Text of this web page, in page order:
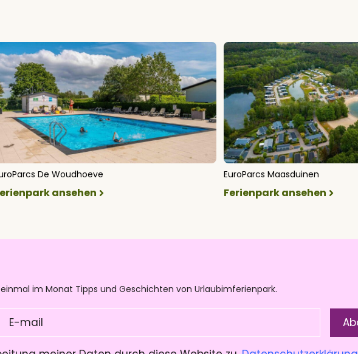
De Woudhoeve
ansehen
EuroParcs Maasduinen
Ferienpark ansehen
im Monat Tipps und Geschichten von Urlaubimferienpark.
mail(Pflichtfeld)